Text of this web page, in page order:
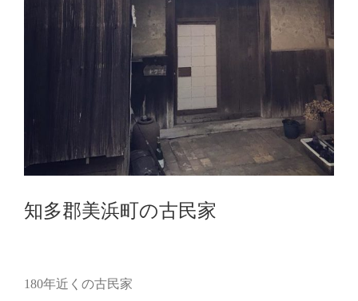
知多郡美浜町の古民家
180年近くの古民家